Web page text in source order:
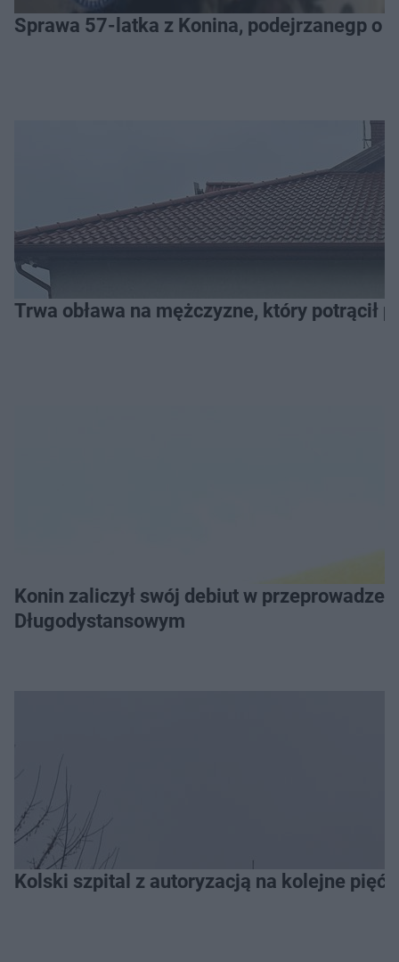
Sprawa 57-latka z Konina, podejrzanegp o
Trwa obława na mężczyzne, który potrącił
Konin zaliczył swój debiut w przeprowadzeniu Grand Prix Wielkopolski w Pływaniu
Długodystansowym
Kolski szpital z autoryzacją na kolejne pięć